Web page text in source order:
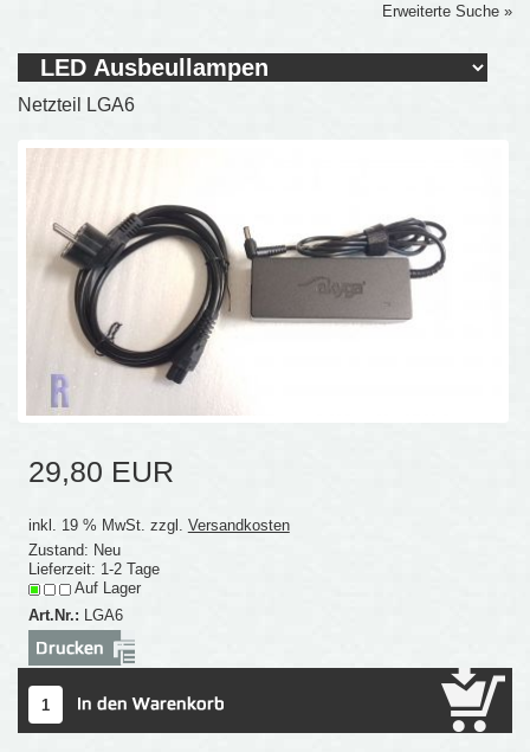
Erweiterte Suche »
Netzteil LGA6
29,80 EUR
inkl. 19 % MwSt. zzgl. Versandkosten
Zustand: Neu
Lieferzeit: 1-2 Tage
Auf Lager
Art.Nr.: LGA6